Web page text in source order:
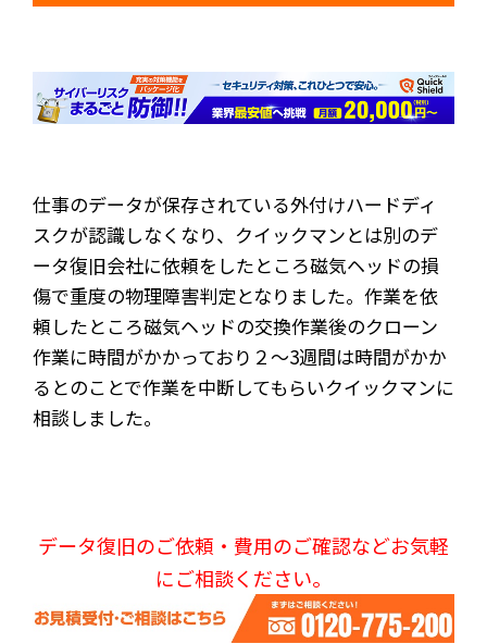
仕事のデータが保存されている外付けハードディ
スクが認識しなくなり、クイックマンとは別のデ
ータ復旧会社に依頼をしたところ磁気ヘッドの損
傷で重度の物理障害判定となりました。作業を依
頼したところ磁気ヘッドの交換作業後のクローン
作業に時間がかかっており２～3週間は時間がかか
るとのことで作業を中断してもらいクイックマンに
相談しました。
データ復旧のご依頼・費用のご確認などお気軽
にご相談ください。